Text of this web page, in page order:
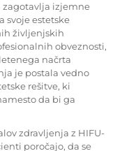
zagotavlja izjemne
svoje estetske
življenjskih
obveznosti,
načrta
je postala vedno
rešitve, ki
da bi ga
zdravljenja z HIFU-
poročajo, da se